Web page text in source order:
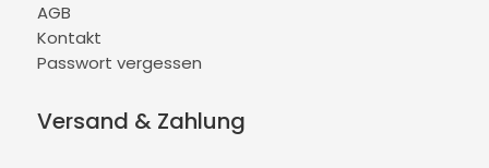
AGB
Kontakt
Passwort vergessen
Versand & Zahlung